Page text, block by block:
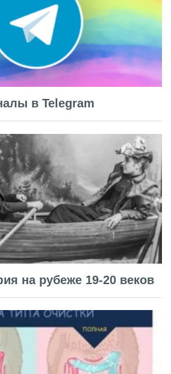
в Telegram
на рубеже 19-20 веков